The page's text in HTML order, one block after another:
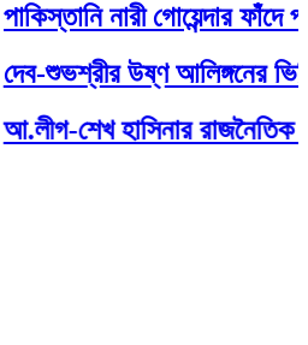
পাকিস্তানি নারী গোয়েন্দার ফাঁদে
দেব-শুভশ্রীর উষ্ণ আলিঙ্গনের
আ.লীগ-শেখ হাসিনার রাজনৈতিক